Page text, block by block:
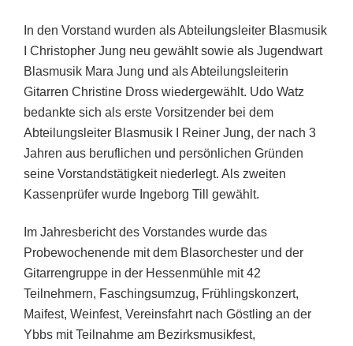
In den Vorstand wurden als Abteilungsleiter Blasmusik
I Christopher Jung neu gewählt sowie als Jugendwart
Blasmusik Mara Jung und als Abteilungsleiterin
Gitarren Christine Dross wiedergewählt. Udo Watz
bedankte sich als erste Vorsitzender bei dem
Abteilungsleiter Blasmusik I Reiner Jung, der nach 3
Jahren aus beruflichen und persönlichen Gründen
seine Vorstandstätigkeit niederlegt. Als zweiten
Kassenprüfer wurde Ingeborg Till gewählt.
Im Jahresbericht des Vorstandes wurde das
Probewochenende mit dem Blasorchester und der
Gitarrengruppe in der Hessenmühle mit 42
Teilnehmern, Faschingsumzug, Frühlingskonzert,
Maifest, Weinfest, Vereinsfahrt nach Göstling an der
Ybbs mit Teilnahme am Bezirksmusikfest,